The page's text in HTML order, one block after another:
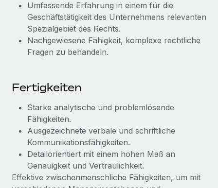
Umfassende Erfahrung in einem für die
Geschäftstätigkeit des Unternehmens relevanten
Spezialgebiet des Rechts.
Nachgewiesene Fähigkeit, komplexe rechtliche
Fragen zu behandeln.
Fertigkeiten
Starke analytische und problemlösende
Fähigkeiten.
Ausgezeichnete verbale und schriftliche
Kommunikationsfähigkeiten.
Detailorientiert mit einem hohen Maß an
Genauigkeit und Vertraulichkeit.
Effektive zwischenmenschliche Fähigkeiten, um mit